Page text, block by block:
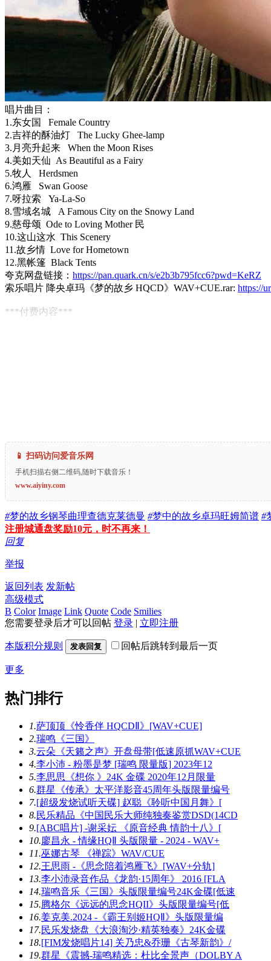
唱片曲目：
1.东女国 Female Country
2.吉祥的酥油灯 The Lucky Ghee-lamp
3.月亮升起来 When the Moon Rises
4.美如天仙 As Beautiful as a Fairy
5.牧人 Herdsmen
6.鸿雁 Swan Goose
7.呀拉索 Ya-La-So
8.雪域名城 A Famous City on the Snowy Land
9.慈母颂 Ode to Loving Mother 民
10.这山这水 This Scenery
11.故乡情 Love for Hometown
12.黑帐篷 Black Tents
夸克网盘链接： https://pan.quark.cn/s/e2b3b795fcc6?pwd=KeRZ
索乐唱片 降央卓玛《梦的故乡 HQCD》WAV+CUE.rar: https://
***付费内容***
📱 扫码访问爱音乐网
手机扫描右侧二维码,随时下载音乐！
www.aiyiny.com
#梦的故乡钢琴曲理查德克莱德曼 #梦中的故乡卓玛旺姆简谱 #
注册城通盘奖励10元，时不再来！
回复
举报
返回列表 发新帖
高级模式
B Color Image Link Quote Code Smilies
您需要登录后才可以回帖 登录 | 立即注册
本版积分规则 发表回复 回帖后跳转到最后一页
更多
热门排行
1.萨顶顶《怜香伴 HQCDⅡ》[WAV+CUE]
2.瑞鸣《三国》
3.云朵《天籁之声》开盘母带[低速原抓WAV+CUE
4.李小沛 - 粉墨是梦 [瑞鸣 限量版] 2023年12
5.李思思《想你 》24K 金碟 2020年12月限量
6.群星《传承》太平洋影音45周年头版限量编号
7.[超级发烧试听天碟] 赵聪《聆听中国月舞》[
8.民乐精品《中国民乐大师纯独奏鉴赏DSD(14CD
9.[ABC唱片] -谢采妘 《原音经典 情韵十八》[
10. 廖昌永 - 情缘HQⅡ 头版限量 - 2024 - WAV+
11.巫娜古琴 《禅踪》WAV/CUE
12.王思雨 -《思念陪着鸿雁飞》[WAV+分轨]
13.李小沛录音作品《龙韵·15周年》 2016 [FLA
14.瑞鸣音乐《三国》头版限量编号24K金碟[低速
15.腾格尔《远远的思念HQII》头版限量编号[低
16.姜克美.2024 -《霸王别姬HQⅡ》头版限量编
17.民乐发烧盘《大浪淘沙·精英独奏》24K金碟
18.[FIM发烧唱片14] 关乃忠&乔珊《古琴新韵》/
19.群星《震撼-瑞鸣精选：杜比全景声（DOLBY A